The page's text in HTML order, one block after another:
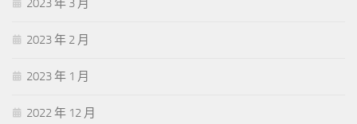
2023 年 3 月
2023 年 2 月
2023 年 1 月
2022 年 12 月